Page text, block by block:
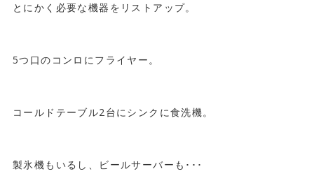
とにかく必要な機器をリストアップ。
5つ口のコンロにフライヤー。
コールドテーブル2台にシンクに食洗機。
製氷機もいるし、ビールサーバーも･･･